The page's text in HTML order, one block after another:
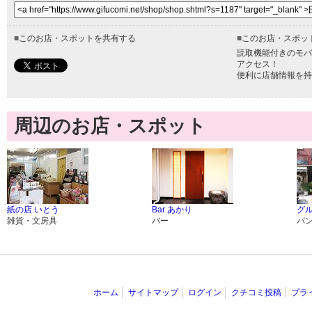
■このお店・スポットを共有する ■このお店・スポッ
読取機能付きのモ
アクセス！
便利に店舗情報を
周辺のお店・スポット
紙の店 いとう
雑貨・文房具
Bar あかり
バー
グ
パ
ホーム サイトマップ ログイン クチコミ投稿 プラ